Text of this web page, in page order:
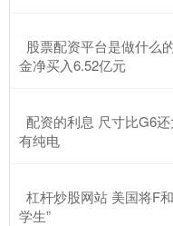
股票配资平台是做什么
金净买入6.52亿元
配资的利息 尺寸比G6
有纯电
杠杆炒股网站 美国将F
学生”